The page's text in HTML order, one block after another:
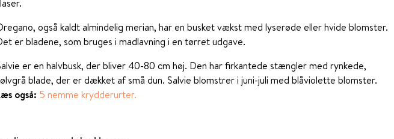
også kaldt almindelig merian, har en busket vækst med lyserøde eller hvide blomster.
er bladene, som bruges i madlavning i en tørret udgave.
er en halvbusk, der bliver 40-80 cm høj. Den har firkantede stængler med rynkede,
blade, der er dækket af små dun. Salvie blomstrer i juni-juli med blåviolette blomster.
også: 5 nemme krydderurter.